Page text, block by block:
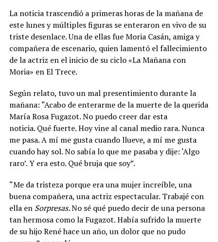
La noticia trascendió a primeras horas de la mañana de
este lunes y múltiples figuras se enteraron en vivo de su
triste desenlace. Una de ellas fue Moria Casán, amiga y
compañera de escenario, quien lamentó el fallecimiento
de la actriz en el inicio de su ciclo «La Mañana con
Moria» en El Trece.
Según relato, tuvo un mal presentimiento durante la
mañana: “Acabo de enterarme de la muerte de la querida
María Rosa Fugazot. No puedo creer dar esta
noticia. Qué fuerte. Hoy vine al canal medio rara. Nunca
me pasa. A mí me gusta cuando llueve, a mí me gusta
cuando hay sol. No sabía lo que me pasaba y dije: ‘Algo
raro’. Y era esto. Qué bruja que soy”.
“Me da tristeza porque era una mujer increíble, una
buena compañera, una actriz espectacular. Trabajé con
ella en Sorpresas.No sé qué puedo decir de una persona
tan hermosa como la Fugazot. Había sufrido la muerte
de su hijo René hace un año, un dolor que no pudo